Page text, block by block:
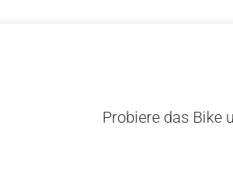
Probiere das Bike